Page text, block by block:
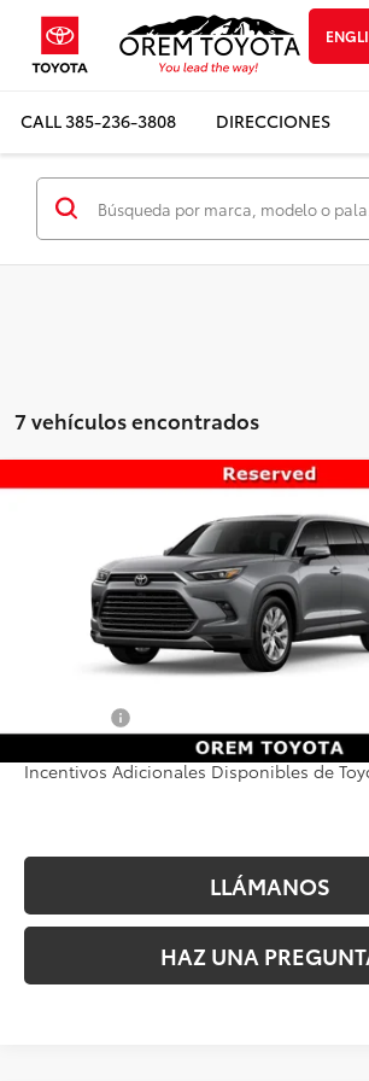
CALL385-236-3808 DIRECCIONES
7 vehículos encontrados
2026Toyota Grand Highlander Hybrid
5TDACAB54TS119245Valores:T69471Modelo:
En tránsito 10 mi
$58,285
PRECIO FINAL
Less
MSRP inicial:
Incentivos Adicionales Disponibles de
LLÁMANOS
HAZ UNA
Comparar vehículo